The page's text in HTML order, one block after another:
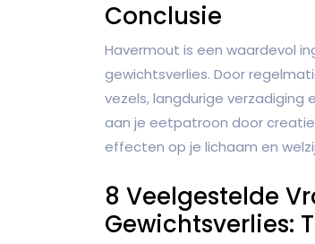
Conclusie
Havermout is een waardevol
gewichtsverlies. Door
vezels, langdurige
aan je eetpatroon door
effecten op je lichaam en
8 Veelgestelde
Gewichtsverlies: